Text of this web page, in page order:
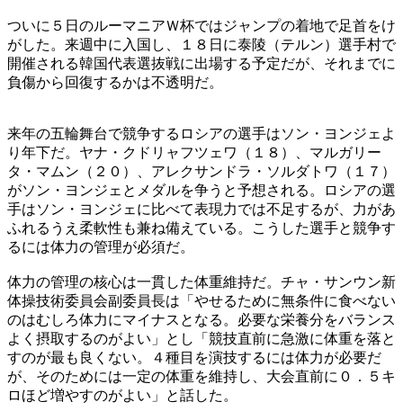
ついに５日のルーマニアＷ杯ではジャンプの着地で足首をけ
がした。来週中に入国し、１８日に泰陵（テルン）選手村で
開催される韓国代表選抜戦に出場する予定だが、それまでに
負傷から回復するかは不透明だ。
来年の五輪舞台で競争するロシアの選手はソン・ヨンジェよ
り年下だ。ヤナ・クドリャフツェワ（１８）、マルガリー
タ・マムン（２０）、アレクサンドラ・ソルダトワ（１７）
がソン・ヨンジェとメダルを争うと予想される。ロシアの選
手はソン・ヨンジェに比べて表現力では不足するが、力があ
ふれるうえ柔軟性も兼ね備えている。こうした選手と競争す
るには体力の管理が必須だ。
体力の管理の核心は一貫した体重維持だ。チャ・サンウン新
体操技術委員会副委員長は「やせるために無条件に食べない
のはむしろ体力にマイナスとなる。必要な栄養分をバランス
よく摂取するのがよい」とし「競技直前に急激に体重を落と
すのが最も良くない。４種目を演技するには体力が必要だ
が、そのためには一定の体重を維持し、大会直前に０．５キ
ロほど増やすのがよい」と話した。